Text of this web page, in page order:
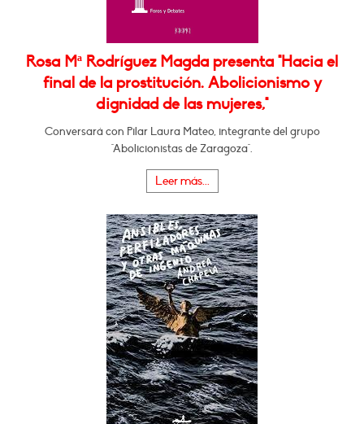
Rosa Mª Rodríguez Magda presenta "Hacia el
final de la prostitución. Abolicionismo y
dignidad de las mujeres,"
Conversará con Pilar Laura Mateo, integrante del grupo
"Abolicionistas de Zaragoza".
Leer más...